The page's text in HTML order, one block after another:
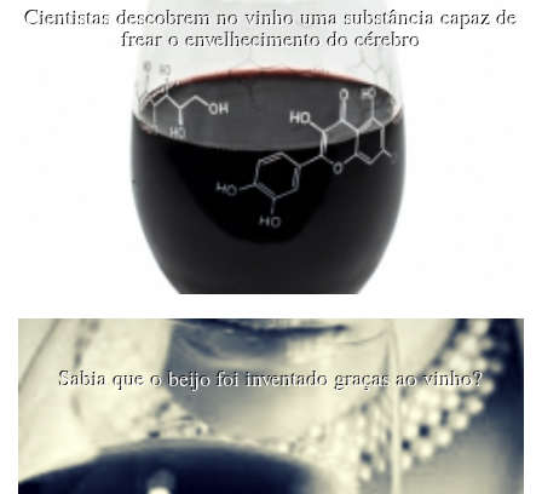
Cientistas descobrem no vinho uma substância capaz de
frear o envelhecimento do cérebro
Sabia que o beijo foi inventado graças ao vinho?